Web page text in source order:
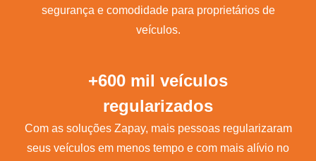
segurança e comodidade para proprietários de
veículos.
+600 mil veículos
regularizados
Com as soluções Zapay, mais pessoas regularizaram
seus veículos em menos tempo e com mais alívio no